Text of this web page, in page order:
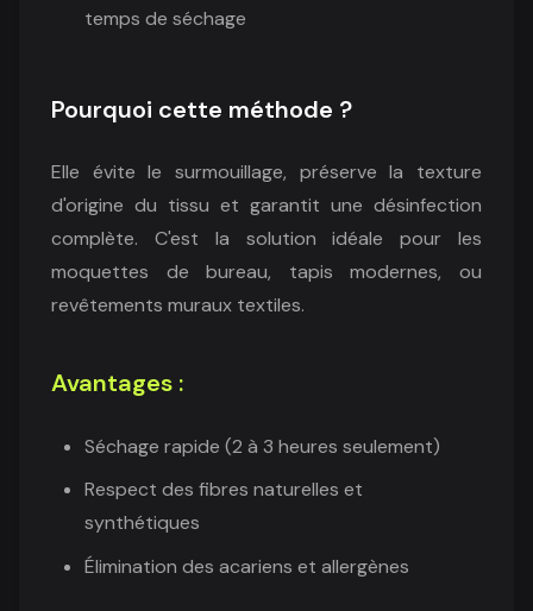
temps de séchage
Pourquoi cette méthode ?
Elle évite le surmouillage, préserve la texture
d'origine du tissu et garantit une désinfection
complète. C'est la solution idéale pour les
moquettes de bureau, tapis modernes, ou
revêtements muraux textiles.
Avantages :
Séchage rapide (2 à 3 heures seulement)
Respect des fibres naturelles et
synthétiques
Élimination des acariens et allergènes